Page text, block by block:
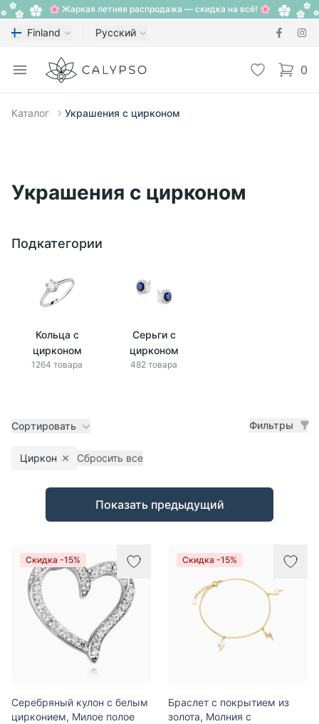
🌸 Жаркая летняя распродажа — скидка на всё! 🌸
Finland Русский
Open menu
Calypso Избранное
0
items
Каталог Украшения с цирконом
Украшения с цирконом
Подкатегории
Кольца с
цирконом
1264 товара
Серьги с
цирконом
482 товара
Сортировать Фильтры
Циркон Remove filter
Сбросить все
Товары
Показать предыдущий
Скидка -15%
Серебряный кулон с белым
цирконием, Милое полое
Скидка -15%
Браслет с покрытием из
золота, Молния с